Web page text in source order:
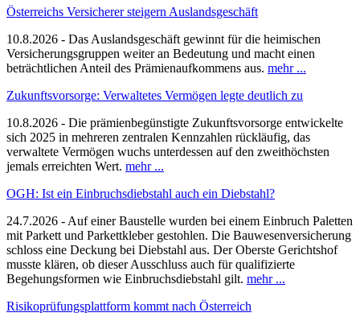
Österreichs Versicherer steigern Auslandsgeschäft
10.8.2026 - Das Auslandsgeschäft gewinnt für die heimischen
Versicherungsgruppen weiter an Bedeutung und macht einen
beträchtlichen Anteil des Prämienaufkommens aus. mehr ...
Zukunftsvorsorge: Verwaltetes Vermögen legte deutlich zu
10.8.2026 - Die prämienbegünstigte Zukunftsvorsorge entwickelte
sich 2025 in mehreren zentralen Kennzahlen rückläufig, das
verwaltete Vermögen wuchs unterdessen auf den zweithöchsten
jemals erreichten Wert. mehr ...
OGH: Ist ein Einbruchsdiebstahl auch ein Diebstahl?
24.7.2026 - Auf einer Baustelle wurden bei einem Einbruch Paletten
mit Parkett und Parkettkleber gestohlen. Die Bauwesenversicherung
schloss eine Deckung bei Diebstahl aus. Der Oberste Gerichtshof
musste klären, ob dieser Ausschluss auch für qualifizierte
Begehungsformen wie Einbruchsdiebstahl gilt. mehr ...
Risikoprüfungsplattform kommt nach Österreich